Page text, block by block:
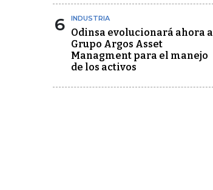
6 INDUSTRIA
Odinsa evolucionará ahora a
Grupo Argos Asset
Managment para el manejo
de los activos